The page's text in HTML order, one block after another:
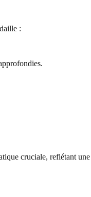
:
cruciale, reflétant